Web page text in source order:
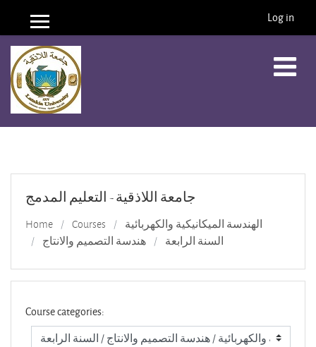
Skip to main content
Side panel Log in
جامعة اللاذقية - التعليم المدمج
Home Courses
الهندسة الميكانيكية والكهربائية
هندسة التصميم والانتاج
السنة الرابعة
Course categories: